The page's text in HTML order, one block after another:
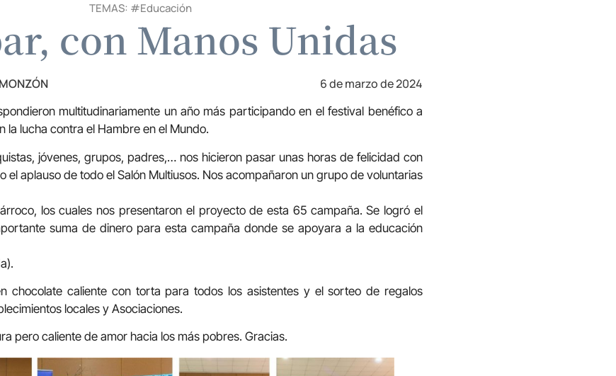
TEMAS: #Educación
con Manos Unidas
6 de marzo de 2024
multitudinariamente un año más participando en el festival benéfico a
la lucha contra el Hambre en el Mundo.
jóvenes, grupos, padres,… nos hicieron pasar unas horas de felicidad con
el aplauso de todo el Salón Multiusos. Nos acompañaron un grupo de voluntarias
los cuales nos presentaron el proyecto de esta 65 campaña. Se logró el
suma de dinero para esta campaña donde se apoyara a la educación
chocolate caliente con torta para todos los asistentes y el sorteo de regalos
locales y Asociaciones.
pero caliente de amor hacia los más pobres. Gracias.